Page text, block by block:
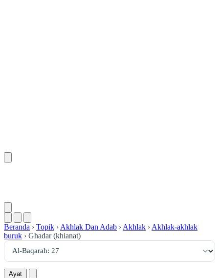
Beranda › Topik › Akhlak Dan Adab › Akhlak › Akhlak-akhlak
buruk › Ghadar (khianat)
Ayat